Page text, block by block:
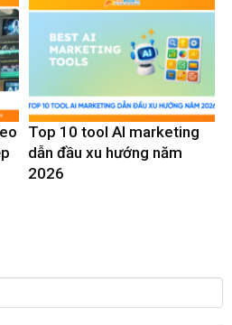
Top 10 tool AI marketing
dẫn đầu xu hướng năm
2026